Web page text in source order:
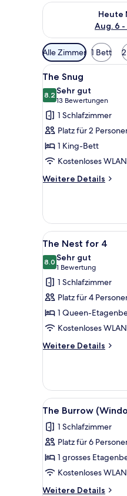
Heute
Aug. 6 -
Überprüfe die
Verfügbare
Filter
für
Zimmer
Alle Zimmer 1 Bett
Alle
Fotos
für
The
Snug
anzeigen
8
The Snug
8.28.2 von 10
Sehr gut
13 Bewertungen
(13
Bewertungen)
1 Schlafzimmer
Platz für 2
1 King-Bett
Kostenloses WLAN
Weitere Details
Weitere
Snug
Alle
Fotos
für
The
Nest
for
4
anzeigen
6
The Nest for 4
8.08.0 von 10
Sehr gut
1 Bewertung
(1
Bewertung)
1 Schlafzimmer
Platz für 4
1 Queen-
Kostenloses WLAN
Weitere Details
Weitere
Nest
for
4
Alle
Fotos
für
The
Burrow
(Windowless)
anzeigen
9
The Burrow
1 Schlafzimmer
Platz für 6
1 grosses
Kostenloses WLAN
Weitere Details
Weitere